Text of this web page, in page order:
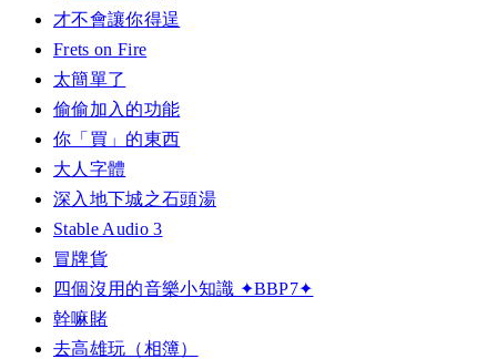
才不會讓你得逞
Frets on Fire
太簡單了
偷偷加入的功能
你「買」的東西
大人字體
深入地下城之石頭湯
Stable Audio 3
冒牌貨
四個沒用的音樂小知識 ✦BBP7✦
幹嘛賭
去高雄玩（相簿）